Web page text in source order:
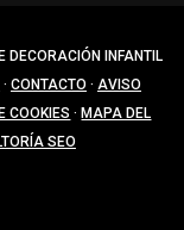
DECORACIÓN INFANTIL
· CONTACTO · AVISO
COOKIES · MAPA DEL
SEO